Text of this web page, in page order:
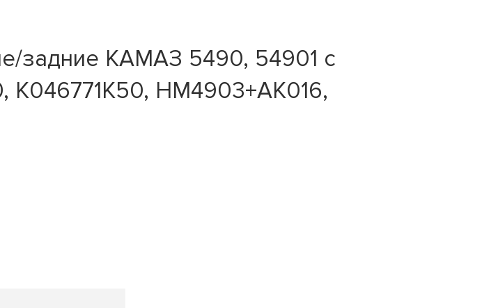
задние КАМАЗ 5490, 54901 с
HM4903+AK016,